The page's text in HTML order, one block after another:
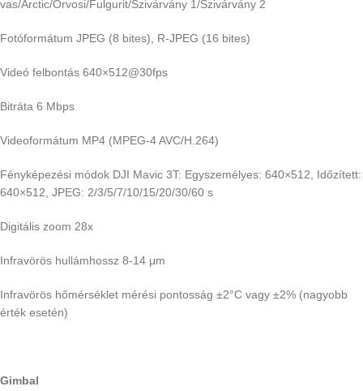
vas/Arctic/Orvosi/Fulgurit/Szivárvány 1/Szivárvány 2
Fotóformátum JPEG (8 bites), R-JPEG (16 bites)
Videó felbontás 640×512@30fps
Bitráta 6 Mbps
Videoformátum MP4 (MPEG-4 AVC/H.264)
Fényképezési módok DJI Mavic 3T: Egyszemélyes: 640×512, Időzített:
640×512, JPEG: 2/3/5/7/10/15/20/30/60 s
Digitális zoom 28x
Infravörös hullámhossz 8-14 μm
Infravörös hőmérséklet mérési pontosság ±2°C vagy ±2% (nagyobb
érték esetén)
Gimbal